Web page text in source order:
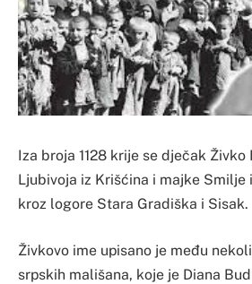
Iza broja 1128 krije se dječak
Ljubivoja iz Krišćina i majke Smilje
kroz logore Stara Gradiška i Sisak.
Živkovo ime upisano je među
srpskih mališana, koje je Diana